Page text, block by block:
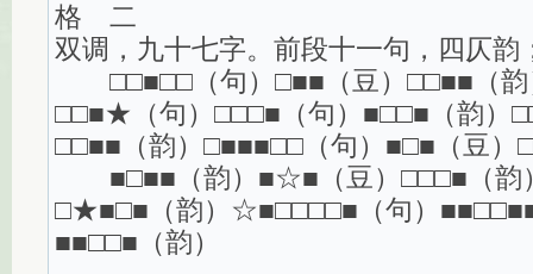
格 二
双调，九十七字。前段十一句，四仄韵
□□■□□（句）□■■（豆）□□■■（韵
□□■★（句）□□□■（句）■□□■（韵）
□□■■（韵）□■■■□□（句）■□■（豆）
■□■■（韵）■☆■（豆）□□□■（韵
□★■□■（韵）☆■□□□□■（句）
■■□□■（韵）